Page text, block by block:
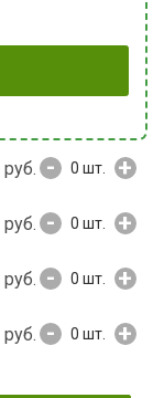
- 0 шт. +
- 0 шт. +
- 0 шт. +
- 0 шт. +